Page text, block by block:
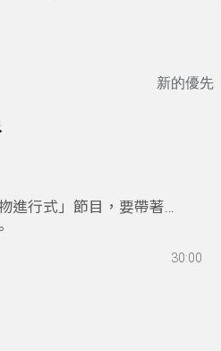
新的優先
進行式」節目，要帶著
30:00